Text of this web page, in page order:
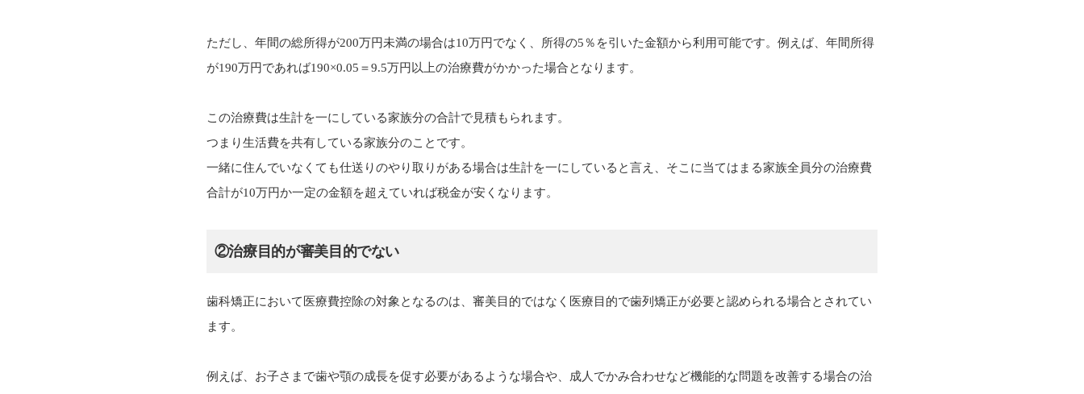
ただし、年間の総所得が200万円未満の場合は10万円でなく、所得の5％を引いた金額から利用可能です。例えば、年間所得
が190万円であれば190×0.05＝9.5万円以上の治療費がかかった場合となります。
この治療費は生計を一にしている家族分の合計で見積もられます。
つまり生活費を共有している家族分のことです。
一緒に住んでいなくても仕送りのやり取りがある場合は生計を一にしていると言え、そこに当てはまる家族全員分の治療費
合計が10万円か一定の金額を超えていれば税金が安くなります。
②治療目的が審美目的でない
歯科矯正において医療費控除の対象となるのは、審美目的ではなく医療目的で歯列矯正が必要と認められる場合とされてい
ます。
例えば、お子さまで歯や顎の成長を促す必要があるような場合や、成人でかみ合わせなど機能的な問題を改善する場合の治